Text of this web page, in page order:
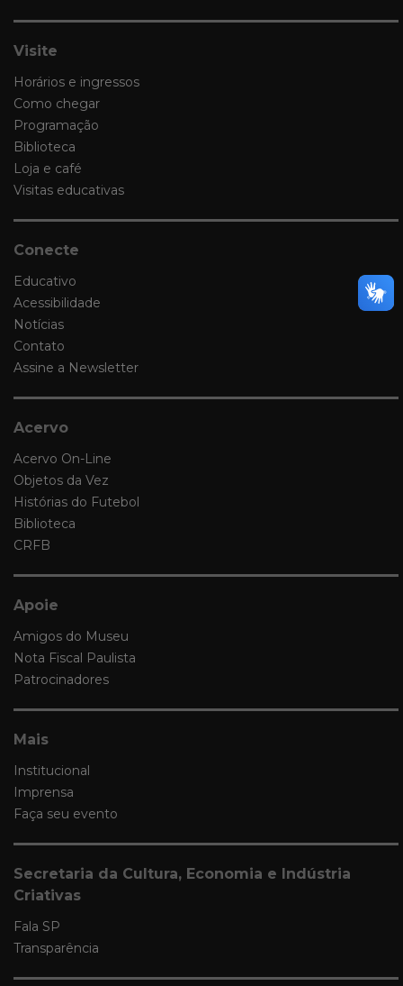
Visite
Horários e ingressos
Como chegar
Programação
Biblioteca
Loja e café
Visitas educativas
Conecte
Educativo
Acessibilidade
Notícias
Contato
Assine a Newsletter
Acervo
Acervo On-Line
Objetos da Vez
Histórias do Futebol
Biblioteca
CRFB
Apoie
Amigos do Museu
Nota Fiscal Paulista
Patrocinadores
Mais
Institucional
Imprensa
Faça seu evento
Secretaria da Cultura, Economia e Indústria
Criativas
Fala SP
Transparência